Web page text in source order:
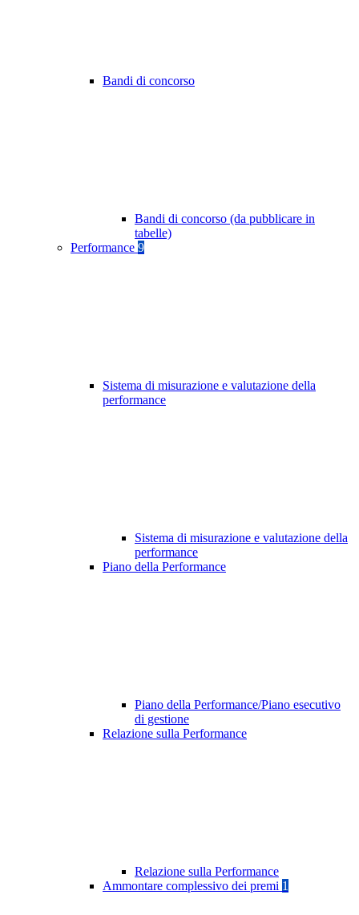
Bandi di concorso
Bandi di concorso (da pubblicare in
tabelle)
Performance 9
Sistema di misurazione e valutazione della
performance
Sistema di misurazione e valutazione della
performance
Piano della Performance
Piano della Performance/Piano esecutivo
di gestione
Relazione sulla Performance
Relazione sulla Performance
Ammontare complessivo dei premi 1